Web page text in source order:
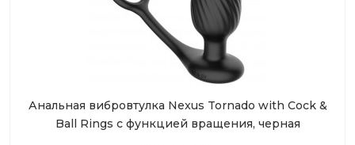
Анальная вибровтулка Nexus Tornado with Cock &
Ball Rings с функцией вращения, черная